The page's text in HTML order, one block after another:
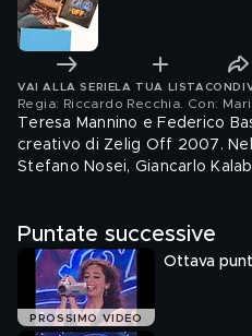
VAI ALLA SERIE LA TUA LISTA
Regia: Riccardo Recchia. Con:
Teresa Mannino e Federico
creativo di Zelig Off 2007.
Stefano Nosei, Giancarlo
Puntate successive
PROSSIMO VIDEO
Ottava